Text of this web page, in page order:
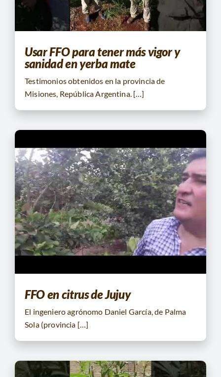
Usar FFO para tener más vigor y
sanidad en yerba mate
Testimonios obtenidos en la provincia de
Misiones, República Argentina. […]
FFO en citrus de Jujuy
El ingeniero agrónomo Daniel García, de Palma
Sola (provincia […]